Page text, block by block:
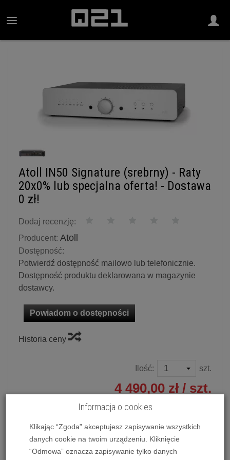
Atoll IN50 Signature (srebrny) - Raty
20x0% lub specjalna oferta! - Dostawa
0 zł!
Dodaj recenzję:
Producent: Atoll
Dostępność:
Potwierdź dostępność mailowo lub telefonicznie.
Dostępność produktu deklarowana w magazynie
dostawcy.
Powiadom o dostępności
Historia ceny
Ilość: szt.
4 490,00 zł / szt.
dodaj do koszyka
Informacja o cookies
Klikając “Zgoda” akceptujesz zapisywanie wszystkich
danych cookie na twoim urządzeniu. Kliknięcie
“Odmowa” oznacza zapisywanie tylko danych